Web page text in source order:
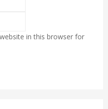
in this browser for